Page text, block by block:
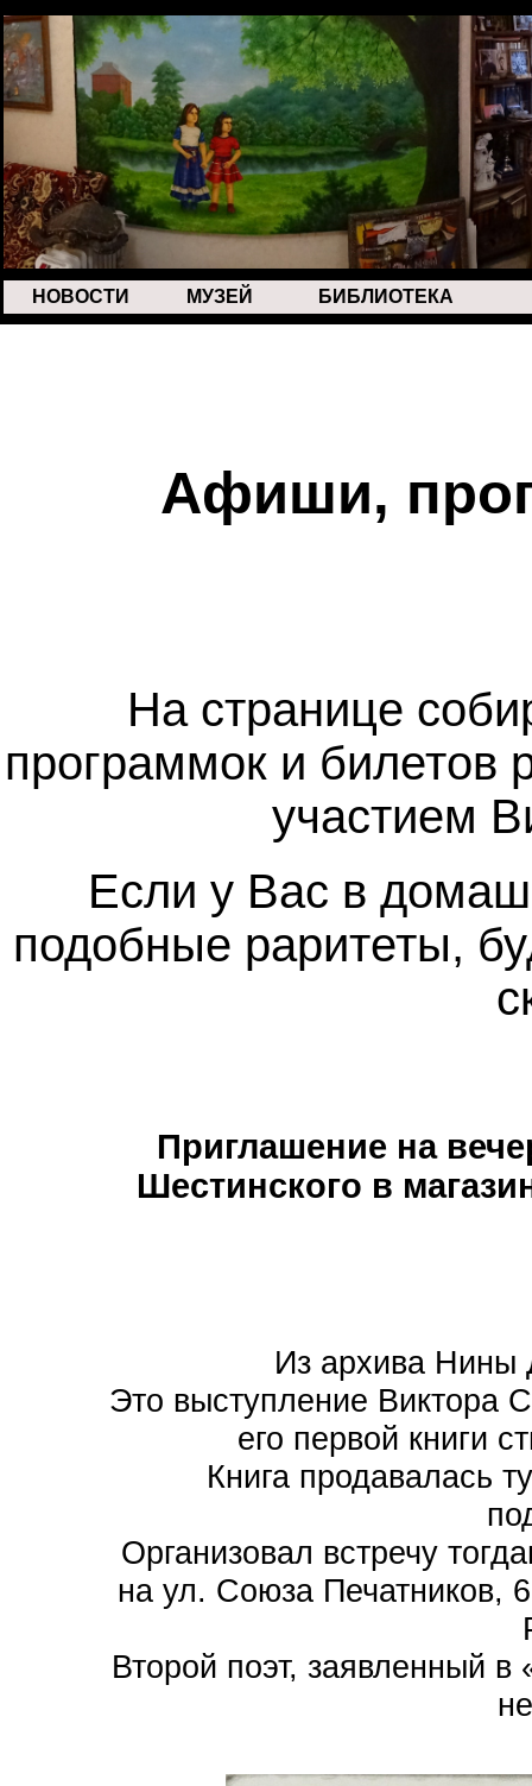
НОВОСТИ МУЗЕЙ БИБЛИОТЕКА
Афиши,
На странице
программок и билетов
участием
Если у Вас в
подобные раритеты,
Приглашение на
Шестинского в
Из архива Нины
Это выступление Виктора
его первой книги
Книга продавалась
Организовал встречу
на ул. Союза Печатников,
Второй поэт, заявленный